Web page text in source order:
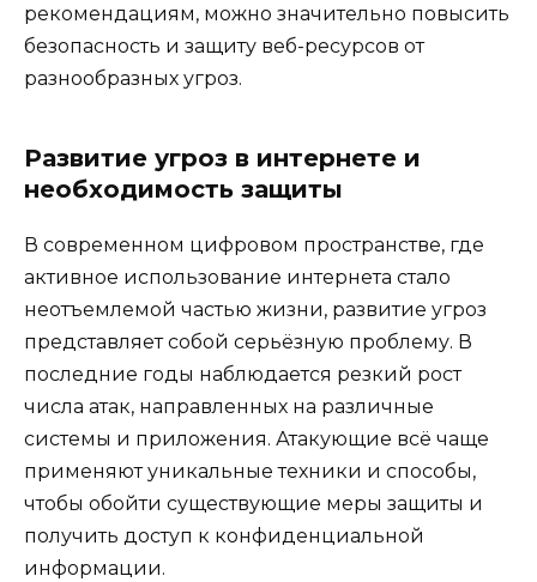
рекомендациям, можно значительно повысить
безопасность и защиту веб-ресурсов от
разнообразных угроз.
Развитие угроз в интернете и
необходимость защиты
В современном цифровом пространстве, где
активное использование интернета стало
неотъемлемой частью жизни, развитие угроз
представляет собой серьёзную проблему. В
последние годы наблюдается резкий рост
числа атак, направленных на различные
системы и приложения. Атакующие всё чаще
применяют уникальные техники и способы,
чтобы обойти существующие меры защиты и
получить доступ к конфиденциальной
информации.